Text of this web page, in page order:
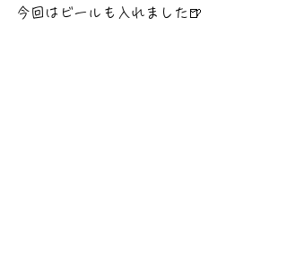
今回はビールも入れました🍺